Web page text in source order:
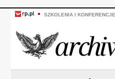
SZKOLENIA I KONFERENCJE